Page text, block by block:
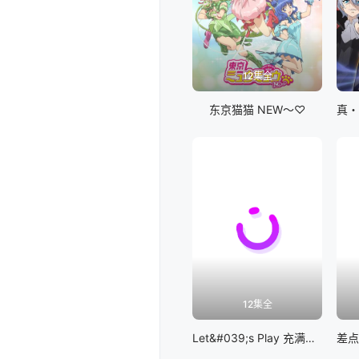
12集全
东京猫猫 NEW～♡
12集全
Let&#039;s Play 充满挑战的人生